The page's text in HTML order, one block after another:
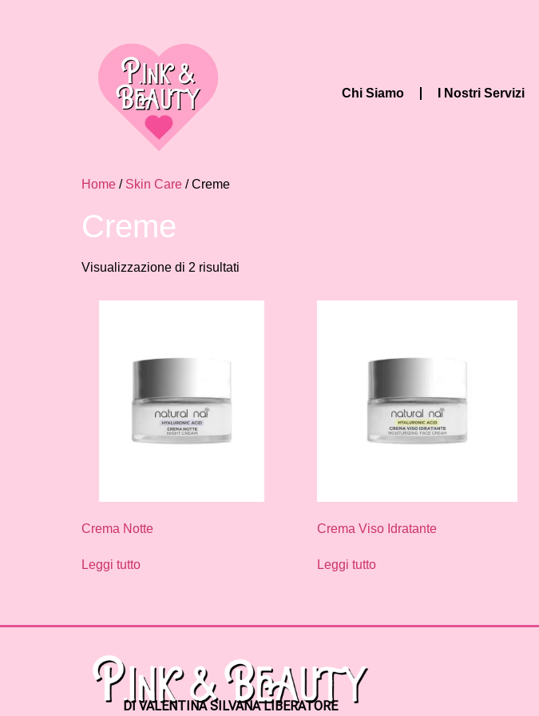
Chi Siamo I Nostri Servizi
Home / Skin Care / Creme
Creme
Visualizzazione di 2 risultati
Crema Notte
Leggi tutto
Crema Viso Idratante
Leggi tutto
DI VALENTINA SILVANA LIBERATORE